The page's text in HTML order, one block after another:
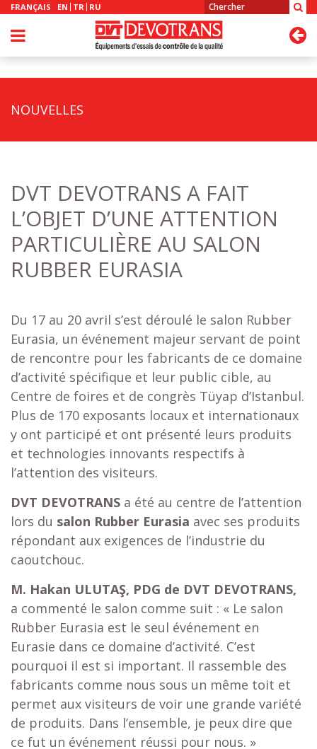
FRANÇAIS EN TR RU
NOUVELLES
DVT DEVOTRANS A FAIT
L’OBJET D’UNE ATTENTION
PARTICULIÈRE AU SALON
RUBBER EURASIA
Du 17 au 20 avril s’est déroulé le salon Rubber
Eurasia, un événement majeur servant de point
de rencontre pour les fabricants de ce domaine
d’activité spécifique et leur public cible, au
Centre de foires et de congrès Tüyap d’Istanbul.
Plus de 170 exposants locaux et internationaux
y ont participé et ont présenté leurs produits
et technologies innovants respectifs à
l’attention des visiteurs.
DVT DEVOTRANS a été au centre de l’attention
lors du salon Rubber Eurasia avec ses produits
répondant aux exigences de l’industrie du
caoutchouc.
M. Hakan ULUTAŞ, PDG de DVT DEVOTRANS,
a commenté le salon comme suit : « Le salon
Rubber Eurasia est le seul événement en
Eurasie dans ce domaine d’activité. C’est
pourquoi il est si important. Il rassemble des
fabricants comme nous sous un même toit et
permet aux visiteurs de voir une grande variété
de produits. Dans l’ensemble, je peux dire que
ce fut un événement réussi pour nous. »